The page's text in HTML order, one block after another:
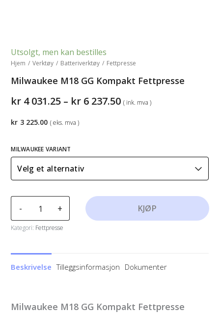
Hjem / Verktøy / Batteriverktøy / Fettpresse
Milwaukee M18 GG Kompakt Fettpresse
kr 4 031.25 – kr 6 237.50Prisområde:
kr4
( ink. mva )
Utsolgt, men kan bestilles
MILWAUKEE VARIANT
-
GG
Fettpresse
antall
+ KJØP
Kategori: Fettpresse
kr 3 225.00 ( eks. mva )
Beskrivelse Tilleggsinformasjon Dokumenter
Milwaukee M18 GG Kompakt Fettpresse